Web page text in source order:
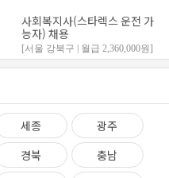
사회복지사(스타렉스 운전 가
능자) 채용
[서울 강북구 | 월급 2,360,000원]
지원합니다
[병원동행]
세종
광주
경북
충남